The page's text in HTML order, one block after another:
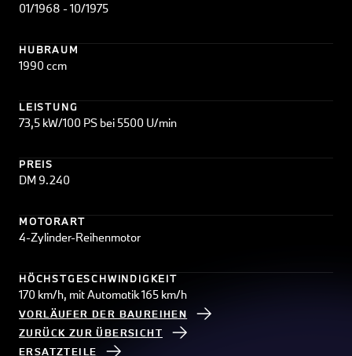
01/1968 - 10/1975
HUBRAUM
1990 ccm
LEISTUNG
73,5 kW/100 PS bei 5500 U/min
PREIS
DM 9.240
MOTORART
4-Zylinder-Reihenmotor
HÖCHSTGESCHWINDIGKEIT
170 km/h, mit Automatik 165 km/h
VORLÄUFER DER BAUREIHEN
ZURÜCK ZUR ÜBERSICHT
ERSATZTEILE